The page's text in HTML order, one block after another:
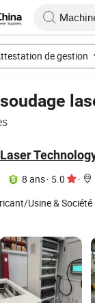
de gestion
8 ans· 5.0 ·
Usine &